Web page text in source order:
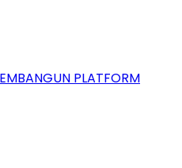
PLATFORM